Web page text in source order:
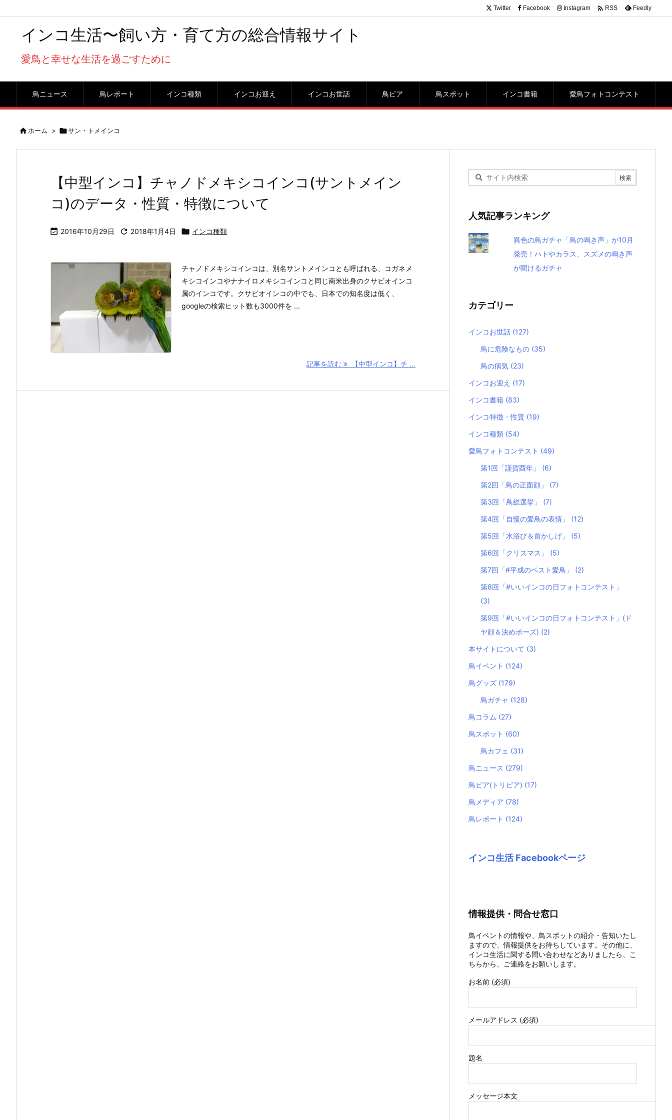
インコ生活〜飼い方・育て方の総合情報サイト
愛鳥と幸せな生活を過ごすために
鳥ニュース 鳥レポート インコ種類 インコお迎え インコお世話 鳥ビア 鳥スポット インコ書籍 愛鳥フォトコンテスト
Twitter Facebook Instagram  RSS Feedly
ホーム > サン・トメインコ
【中型インコ】チャノドメキシコインコ(サントメイン
コ)のデータ・性質・特徴について
 2016年10月29日  2018年1月4日  インコ種類
チャノドメキシコインコは、別名サントメインコとも呼ばれる、コガネメ
キシコインコやナナイロメキシコインコと同じ南米出身のクサビオインコ
属のインコです。クサビオインコの中でも、日本での知名度は低く、
googleの検索ヒット数も3000件を ...
記事を読む 【中型インコ】チ ...
人気記事ランキング
異色の鳥ガチャ「鳥の鳴き声」が10月
発売！ハトやカラス、スズメの鳴き声
が聞けるガチャ
カテゴリー
インコお世話 (127)
鳥に危険なもの (35)
鳥の病気 (23)
インコお迎え (17)
インコ書籍 (83)
インコ特徴・性質 (19)
インコ種類 (54)
愛鳥フォトコンテスト (49)
第1回「謹賀酉年」 (6)
第2回「鳥の正面顔」 (7)
第3回「鳥総選挙」 (7)
第4回「自慢の愛鳥の表情」 (12)
第5回「水浴び＆首かしげ」 (5)
第6回「クリスマス」 (5)
第7回「#平成のベスト愛鳥」 (2)
第8回「#いいインコの日フォトコンテスト」
(3)
第9回「#いいインコの日フォトコンテスト」(ド
ヤ顔＆決めポーズ) (2)
本サイトについて (3)
鳥イベント (124)
鳥グッズ (179)
鳥ガチャ (128)
鳥コラム (27)
鳥スポット (60)
鳥カフェ (31)
鳥ニュース (279)
鳥ビア(トリビア) (17)
鳥メディア (78)
鳥レポート (124)
インコ生活 Facebookページ
情報提供・問合せ窓口
鳥イベントの情報や、鳥スポットの紹介・告知いたし
ますので、情報提供をお待ちしています。その他に、
インコ生活に関する問い合わせなどありましたら、こ
ちらから、ご連絡をお願いします。
お名前 (必須)
メールアドレス (必須)
題名
メッセージ本文